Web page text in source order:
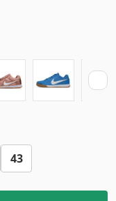
43